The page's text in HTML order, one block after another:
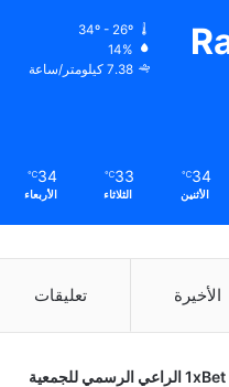
34º - 26º
14%
7.38 كيلومتر/ساعة
34
℃
الأثنين
33
℃
الثلاثاء
34
℃
الأربعاء
الأخيرة تعليقات
1xBet الراعي الرسمي للجمعية